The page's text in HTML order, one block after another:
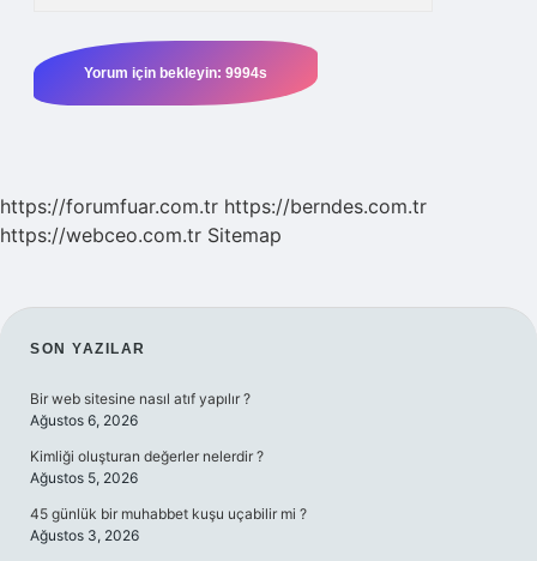
https://forumfuar.com.tr https://berndes.com.tr
https://webceo.com.tr Sitemap
SIDEBAR
SON YAZILAR
Bir web sitesine nasıl atıf yapılır ?
Ağustos 6, 2026
Kimliği oluşturan değerler nelerdir ?
Ağustos 5, 2026
45 günlük bir muhabbet kuşu uçabilir mi ?
Ağustos 3, 2026